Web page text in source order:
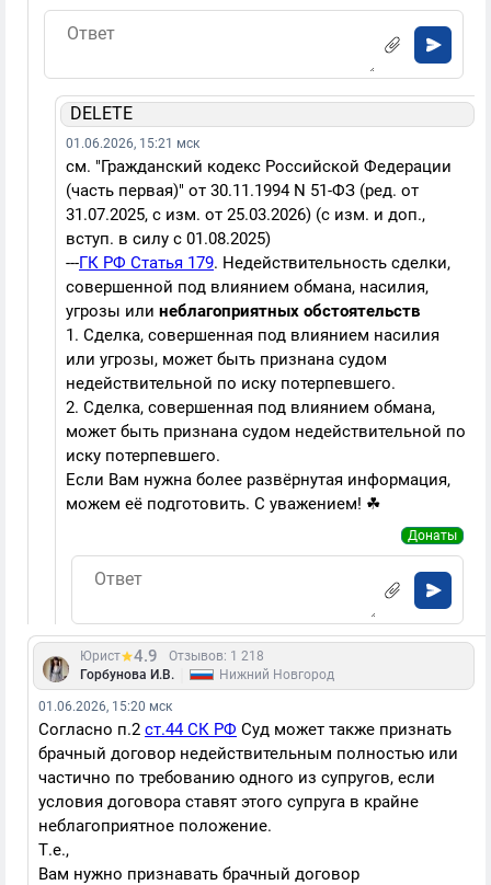
DELETE
01.06.2026, 15:21 мск
см. "Гражданский кодекс Российской Федерации
(часть первая)" от 30.11.1994 N 51-ФЗ (ред. от
31.07.2025, с изм. от 25.03.2026) (с изм. и доп.,
вступ. в силу с 01.08.2025)
---ГК РФ Статья 179. Недействительность сделки,
совершенной под влиянием обмана, насилия,
угрозы или неблагоприятных обстоятельств
1. Сделка, совершенная под влиянием насилия
или угрозы, может быть признана судом
недействительной по иску потерпевшего.
2. Сделка, совершенная под влиянием обмана,
может быть признана судом недействительной по
иску потерпевшего.
Если Вам нужна более развёрнутая информация,
можем её подготовить. С уважением! ☘
Донаты
Юрист 4.9
Отзывов: 1 218
Горбунова И.В.
Нижний Новгород
01.06.2026, 15:20 мск
Согласно п.2 ст.44 СК РФ Суд может также признать
брачный договор недействительным полностью или
частично по требованию одного из супругов, если
условия договора ставят этого супруга в крайне
неблагоприятное положение.
Т.е.,
Вам нужно признавать брачный договор